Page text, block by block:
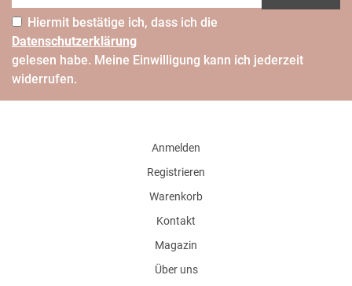
Hiermit bestätige ich, dass ich die
Daten­schutz­erklärung
gelesen habe. Meine Einwilligung kann ich jederzeit
widerrufen.
Anmelden
Registrieren
Warenkorb
Kontakt
Magazin
Über uns